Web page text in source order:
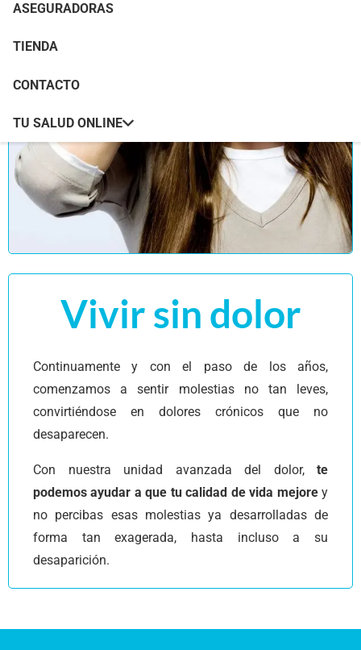
ASEGURADORAS
TIENDA
CONTACTO
TU SALUD ONLINE
Vivir sin dolor
Continuamente y con el paso de los años,
comenzamos a sentir molestias no tan leves,
convirtiéndose en dolores crónicos que no
desaparecen.
Con nuestra unidad avanzada del dolor, te
podemos ayudar a que tu calidad de vida mejorey
no percibas esas molestias ya desarrolladas de
forma tan exagerada, hasta incluso a su
desaparición.